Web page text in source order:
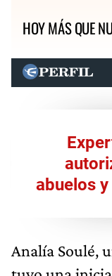
HOY MÁS QUE
abuelos
Analía Soulé,